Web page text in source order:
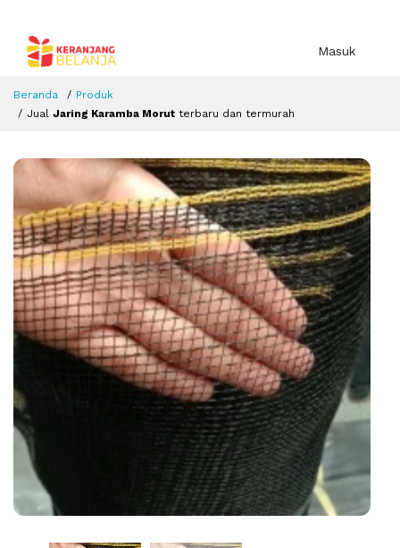
Masuk
Beranda
Produk
Jual Jaring Karamba Morut terbaru dan termurah